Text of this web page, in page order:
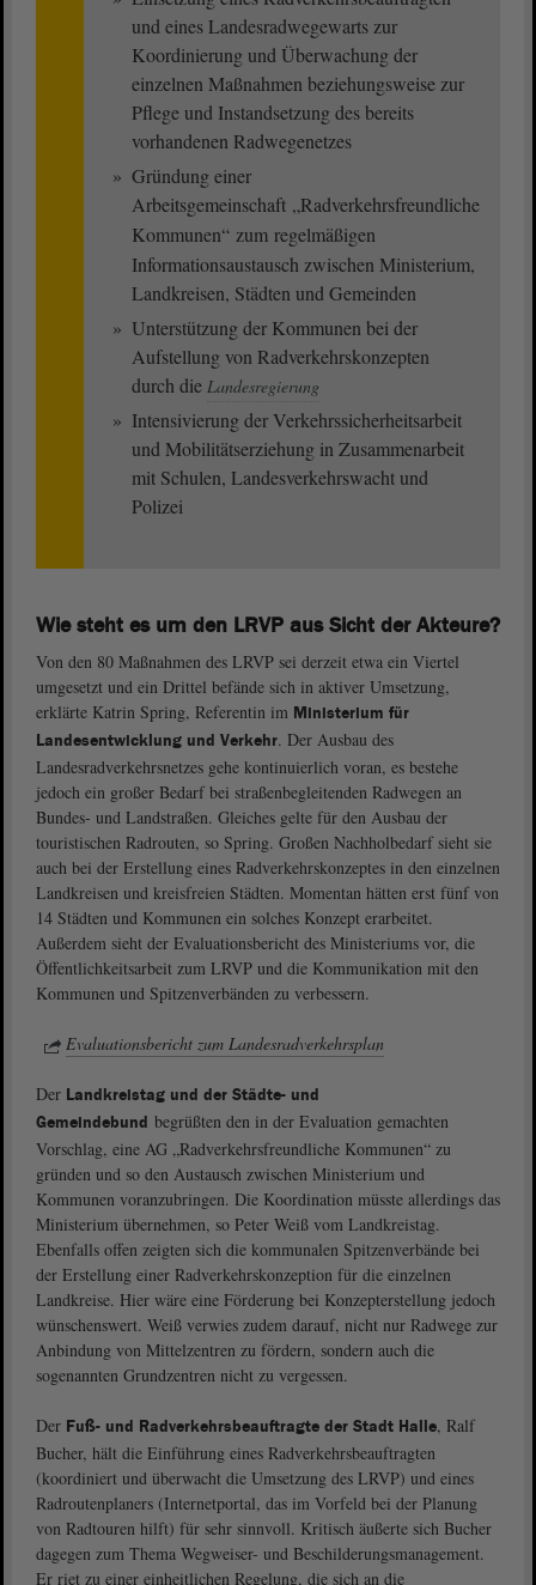
und eines Landesradwegewarts zur
Koordinierung und Überwachung der
einzelnen Maßnahmen beziehungsweise zur
Pflege und Instandsetzung des bereits
vorhandenen Radwegenetzes
Gründung einer
Arbeitsgemeinschaft „Radverkehrsfreundliche
Kommunen“ zum regelmäßigen
Informationsaustausch zwischen Ministerium,
Landkreisen, Städten und Gemeinden
Unterstützung der Kommunen bei der
Aufstellung von Radverkehrskonzepten
durch die Landesregierung
Intensivierung der Verkehrssicherheitsarbeit
und Mobilitätserziehung in Zusammenarbeit
mit Schulen, Landesverkehrswacht und
Polizei
Wie steht es um den LRVP aus Sicht der Akteure?
Von den 80 Maßnahmen des LRVP sei derzeit etwa ein Viertel
umgesetzt und ein Drittel befände sich in aktiver Umsetzung,
erklärte Katrin Spring, Referentin im Ministerium für
Landesentwicklung und Verkehr. Der Ausbau des
Landesradverkehrsnetzes gehe kontinuierlich voran, es bestehe
jedoch ein großer Bedarf bei straßenbegleitenden Radwegen an
Bundes- und Landstraßen. Gleiches gelte für den Ausbau der
touristischen Radrouten, so Spring. Großen Nachholbedarf sieht sie
auch bei der Erstellung eines Radverkehrskonzeptes in den einzelnen
Landkreisen und kreisfreien Städten. Momentan hätten erst fünf von
14 Städten und Kommunen ein solches Konzept erarbeitet.
Außerdem sieht der Evaluationsbericht des Ministeriums vor, die
Öffentlichkeitsarbeit zum LRVP und die Kommunikation mit den
Kommunen und Spitzenverbänden zu verbessern.
Evaluationsbericht zum Landesradverkehrsplan
Der Landkreistag und der Städte- und
Gemeindebund begrüßten den in der Evaluation gemachten
Vorschlag, eine AG „Radverkehrsfreundliche Kommunen“ zu
gründen und so den Austausch zwischen Ministerium und
Kommunen voranzubringen. Die Koordination müsste allerdings das
Ministerium übernehmen, so Peter Weiß vom Landkreistag.
Ebenfalls offen zeigten sich die kommunalen Spitzenverbände bei
der Erstellung einer Radverkehrskonzeption für die einzelnen
Landkreise. Hier wäre eine Förderung bei Konzepterstellung jedoch
wünschenswert. Weiß verwies zudem darauf, nicht nur Radwege zur
Anbindung von Mittelzentren zu fördern, sondern auch die
sogenannten Grundzentren nicht zu vergessen.
Der Fuß- und Radverkehrsbeauftragte der Stadt Halle, Ralf
Bucher, hält die Einführung eines Radverkehrsbeauftragten
(koordiniert und überwacht die Umsetzung des LRVP) und eines
Radroutenplaners (Internetportal, das im Vorfeld bei der Planung
von Radtouren hilft) für sehr sinnvoll. Kritisch äußerte sich Bucher
dagegen zum Thema Wegweiser- und Beschilderungsmanagement.
Er riet zu einer einheitlichen Regelung, die sich an die